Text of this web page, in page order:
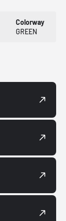
Colorway
GREEN